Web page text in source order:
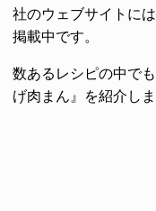
社のウェブサイトに
掲載中です。
数あるレシピの中で
げ肉まん』を紹介しま